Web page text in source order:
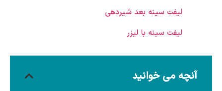
لیفت سینه بعد شیردهی
لیفت سینه با لیزر
آنچه می خوانید